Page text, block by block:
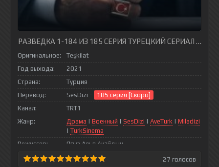
РАЗВЕДКА 1-184 ИЗ 185 СЕРИЯ ТУРЕЦКИЙ СЕРИАЛ НА
Оригинальное:
Teşkilat
Год выхода:
2021
Страна:
Турция
Перевод:
SesDizi -
185 серия [Скоро]
Канал:
TRT1
Жанр:
Драма | Военный | SesDizi | AveTurk | Miladizi
| TurkSinema
Режиссер:
Ягыз Альп Акайдын
27 голосов